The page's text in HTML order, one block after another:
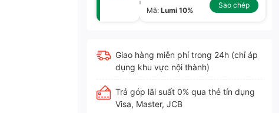
Mã:Lumi 10%
Sao chép
Giao hàng miễn phí trong 24h (chỉ áp
dụng khu vực nội thành)
Trả góp lãi suất 0% qua thẻ tín dụng
Visa, Master, JCB